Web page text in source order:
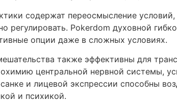
содержат переосмысление
регулировать. Pokerdom духовной
опции даже в сложных условиях.
также эффективны для
центральной нервной системы,
и лицевой экспрессии способны
и психикой.